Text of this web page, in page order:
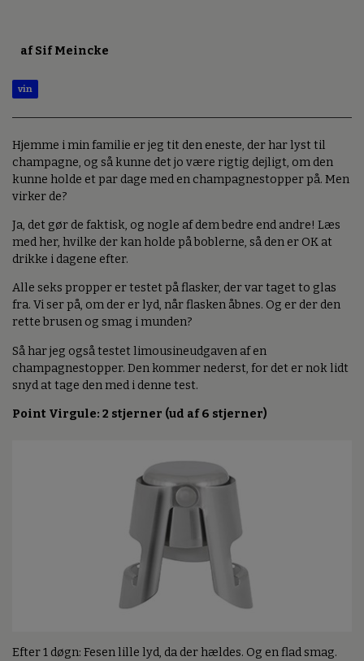
af Sif Meincke
vin
Hjemme i min familie er jeg tit den eneste, der har lyst til
champagne, og så kunne det jo være rigtig dejligt, om den
kunne holde et par dage med en champagnestopper på. Men
virker de?
Ja, det gør de faktisk, og nogle af dem bedre end andre! Læs
med her, hvilke der kan holde på boblerne, så den er OK at
drikke i dagene efter.
Alle seks propper er testet på flasker, der var taget to glas
fra. Vi ser på, om der er lyd, når flasken åbnes. Og er der den
rette brusen og smag i munden?
Så har jeg også testet limousineudgaven af en
champagnestopper. Den kommer nederst, for det er nok lidt
snyd at tage den med i denne test.
Point Virgule: 2 stjerner (ud af 6 stjerner)
Efter 1 døgn: Fesen lille lyd, da der hældes. Og en flad smag.